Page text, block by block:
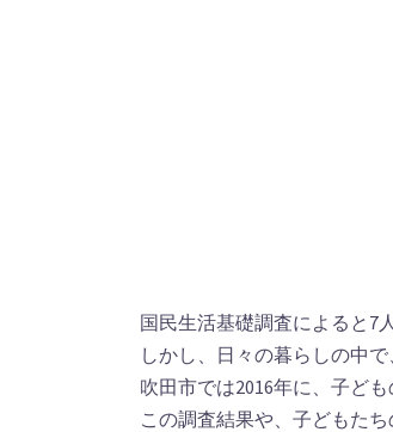
国民生活基礎調査によると7
しかし、日々の暮らしの中
吹田市では2016年に、子ど
この調査結果や、子どもた